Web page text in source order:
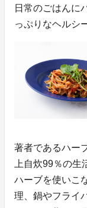
日常のごはんに
っぷりなヘルシ
著者であるハー
上自炊99％の生
ハーブを使いこ
理、鍋やフライ